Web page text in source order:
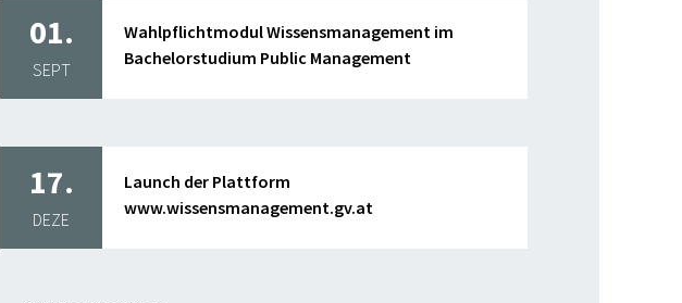
01.
SEPT
Wahlpflichtmodul Wissensmanagement im
Bachelorstudium Public Management
17.
DEZE
Launch der Plattform
www.wissensmanagement.gv.at